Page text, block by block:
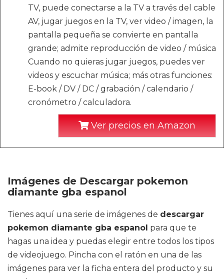
TV, puede conectarse a la TV a través del cable
AV, jugar juegos en la TV, ver video / imagen, la
pantalla pequeña se convierte en pantalla
grande; admite reproducción de video / música
Cuando no quieras jugar juegos, puedes ver
videos y escuchar música; más otras funciones:
E-book / DV / DC / grabación / calendario /
cronómetro / calculadora.
Ver precios en Amazon
Imágenes de Descargar pokemon
diamante gba espanol
Tienes aquí una serie de imágenes de descargar
pokemon diamante gba espanol para que te
hagas una idea y puedas elegir entre todos los tipos
de videojuego. Pincha con el ratón en una de las
imágenes para ver la ficha entera del producto y su